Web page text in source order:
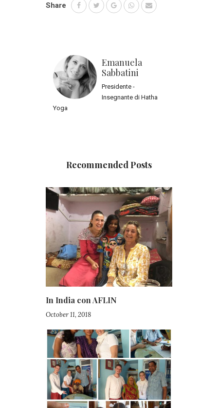
Share
Emanuela
Sabbatini
Presidente -
Insegnante di Hatha
Yoga
Recommended Posts
In India con AFLIN
October 11, 2018